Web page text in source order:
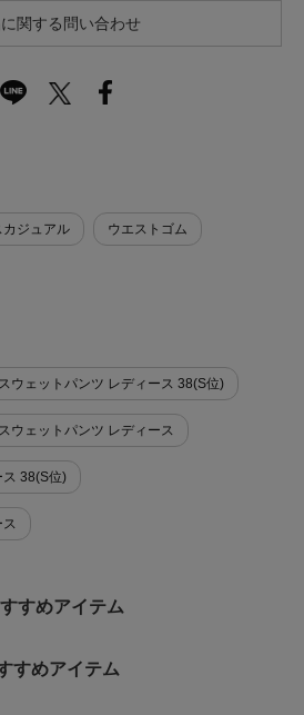
関する問い合わせ
カジュアル ウエストゴム
ウェットパンツ レディース 38(S位)
ウェットパンツ レディース
ス 38(S位)
すめアイテム
すめアイテム